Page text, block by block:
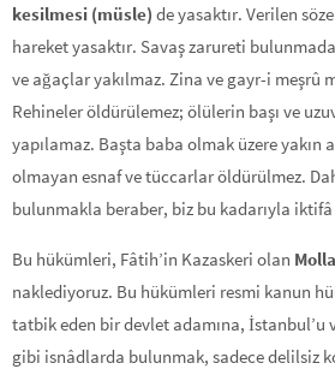
kesilmesi (müsle) de yasaktır. Verilen
hareket yasaktır. Savaş zarureti
ve ağaçlar yakılmaz. Zina ve gayr-i meşrû
Rehineler öldürülemez; ölülerin başı ve
yapılamaz. Başta baba olmak üzere yakın
olmayan esnaf ve tüccarlar öldürülmez.
bulunmakla beraber, biz bu kadarıyla
Bu hükümleri, Fâtih’in Kazaskeri olan
naklediyoruz. Bu hükümleri resmi kanun
tatbik eden bir devlet adamına, İstanbul’u
gibi isnâdlarda bulunmak, sadece delilsiz